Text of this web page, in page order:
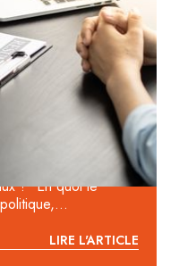
D’UN
DE VIE AU
? En quoi le
LIRE L'ARTICLE